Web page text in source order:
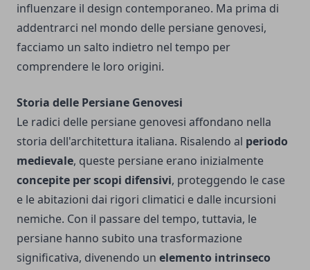
influenzare il design contemporaneo. Ma prima di
addentrarci nel mondo delle persiane genovesi,
facciamo un salto indietro nel tempo per
comprendere le loro origini.
Storia delle Persiane Genovesi
Le radici delle persiane genovesi affondano nella
storia dell'architettura italiana. Risalendo al periodo
medievale, queste persiane erano inizialmente
concepite per scopi difensivi, proteggendo le case
e le abitazioni dai rigori climatici e dalle incursioni
nemiche. Con il passare del tempo, tuttavia, le
persiane hanno subito una trasformazione
significativa, divenendo un elemento intrinseco